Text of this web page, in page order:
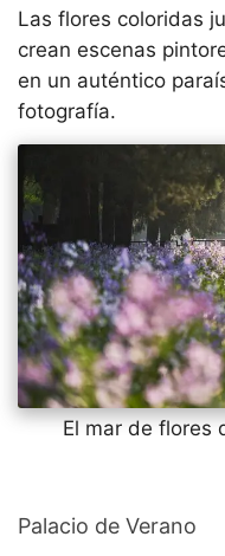
Las flores coloridas
crean escenas
en un auténtico
fotografía.
El mar de flores
Palacio de Verano